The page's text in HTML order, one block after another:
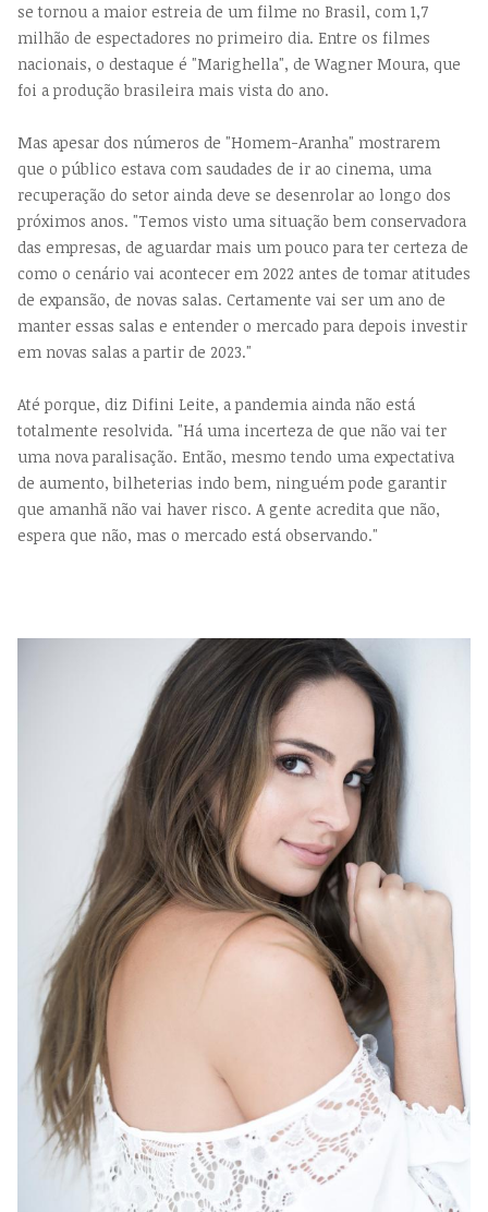
se tornou a maior estreia de um filme no Brasil, com 1,7
milhão de espectadores no primeiro dia. Entre os filmes
nacionais, o destaque é "Marighella", de Wagner Moura, que
foi a produção brasileira mais vista do ano.
Mas apesar dos números de "Homem-Aranha" mostrarem
que o público estava com saudades de ir ao cinema, uma
recuperação do setor ainda deve se desenrolar ao longo dos
próximos anos. "Temos visto uma situação bem conservadora
das empresas, de aguardar mais um pouco para ter certeza de
como o cenário vai acontecer em 2022 antes de tomar atitudes
de expansão, de novas salas. Certamente vai ser um ano de
manter essas salas e entender o mercado para depois investir
em novas salas a partir de 2023."
Até porque, diz Difini Leite, a pandemia ainda não está
totalmente resolvida. "Há uma incerteza de que não vai ter
uma nova paralisação. Então, mesmo tendo uma expectativa
de aumento, bilheterias indo bem, ninguém pode garantir
que amanhã não vai haver risco. A gente acredita que não,
espera que não, mas o mercado está observando."